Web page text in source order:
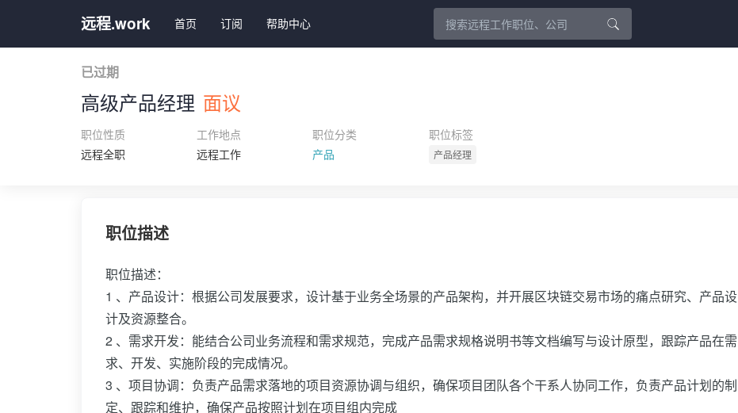
远程.work 首页 订阅 帮助中心
已过期
高级产品经理 面议
职位性质
远程全职
工作地点
远程工作
职位分类
产品
职位标签
产品经理
职位描述
职位描述：
1 、产品设计：根据公司发展要求，设计基于业务全场景的产品架构，并开展区块链交易市场的痛点研究、产品设
计及资源整合。
2 、需求开发：能结合公司业务流程和需求规范，完成产品需求规格说明书等文档编写与设计原型，跟踪产品在需
求、开发、实施阶段的完成情况。
3 、项目协调：负责产品需求落地的项目资源协调与组织，确保项目团队各个干系人协同工作，负责产品计划的制
定、跟踪和维护，确保产品按照计划在项目组内完成